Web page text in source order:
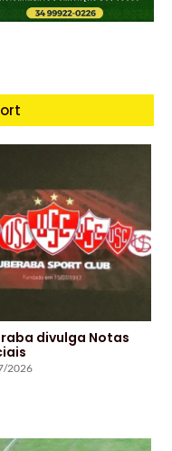
divulga Notas
2026